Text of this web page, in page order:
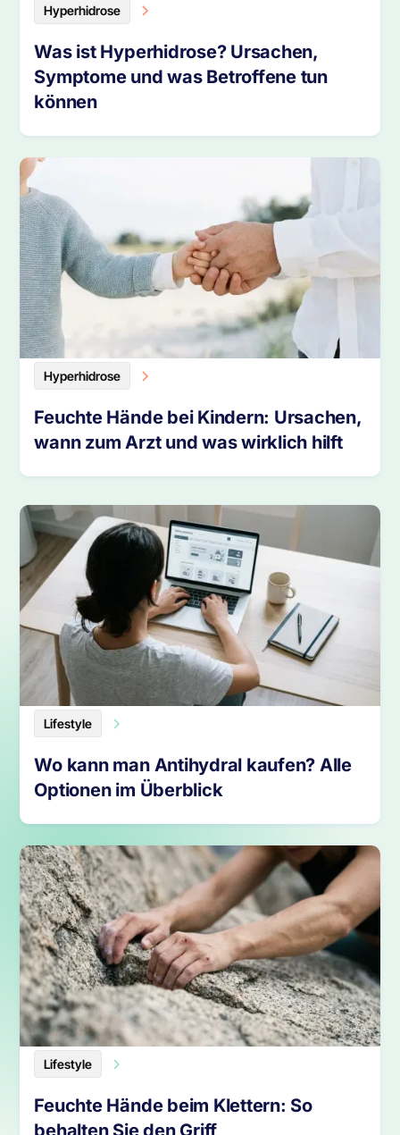
Hyperhidrose
Was ist Hyperhidrose? Ursachen,
Symptome und was Betroffene tun
können
Hyperhidrose
Feuchte Hände bei Kindern: Ursachen,
wann zum Arzt und was wirklich hilft
Lifestyle
Wo kann man Antihydral kaufen? Alle
Optionen im Überblick
Lifestyle
Feuchte Hände beim Klettern: So
behalten Sie den Griff